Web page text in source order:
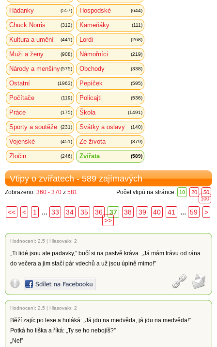
Hádanky (557) Hospodské (644)
Chuck Norris (312) Kameňáky (111)
Kultura a umění (441) Lordi (268)
Muži a ženy (908) Námořníci (219)
Národy a menšiny(575) Obchody (338)
Ostatní (1963) Pepíček (595)
Počítače (119) Policajti (536)
Práce (175) Škola (1491)
Sporty a soutěže (231) Svátky a oslavy (140)
Vojenské (451) Ze života (379)
Zločin (246) Zvířata (589)
Vtipy o zvířatech - 589 zajímavých
Zobrazeno: 360 - 370 z 581 Počet vtipů na stránce: 10 20
50
100
<< < 1 ... 33 34 35 36 37 38 39 40 41 ... 59
>
>>
Hodnocení: 2.5 | Hlasovalo: 2
„Ti lidé jsou ale padavky,” bučí si na pastvě kráva. „Já mám trávu od rána
do večera a jim stačí pár vdechů a už jsou úplně mimo!”
Hodnocení: 2.5 | Hlasovalo: 2
Běží zajíc po lese a huláká: „Já jdu na medvěda, já jdu na medvěda!”
Potká ho liška a říká: „Ty se ho nebojíš?”
„Ne!”